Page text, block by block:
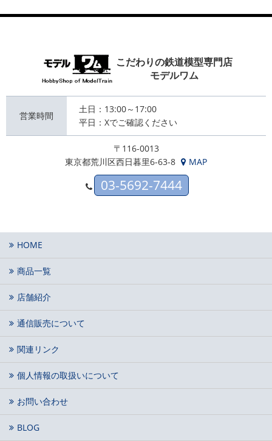
こだわりの鉄道模型専門店
モデルワム
営業時間
土日：13:00～17:00
平日：Xでご確認ください
〒116-0013
東京都荒川区西日暮里6-63-8
MAP
03-5692-7444
HOME
商品一覧
店舗紹介
通信販売について
関連リンク
個人情報の取扱いについて
お問い合わせ
BLOG